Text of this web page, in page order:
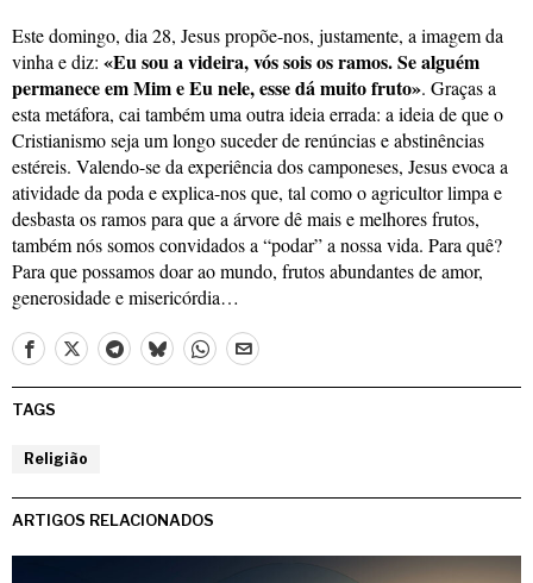
Este domingo, dia 28, Jesus propõe-nos, justamente, a imagem da
vinha e diz: «Eu sou a videira, vós sois os ramos. Se alguém
permanece em Mim e Eu nele, esse dá muito fruto». Graças a
esta metáfora, cai também uma outra ideia errada: a ideia de que o
Cristianismo seja um longo suceder de renúncias e abstinências
estéreis. Valendo-se da experiência dos camponeses, Jesus evoca a
atividade da poda e explica-nos que, tal como o agricultor limpa e
desbasta os ramos para que a árvore dê mais e melhores frutos,
também nós somos convidados a “podar” a nossa vida. Para quê?
Para que possamos doar ao mundo, frutos abundantes de amor,
generosidade e misericórdia…
TAGS
Religião
ARTIGOS RELACIONADOS